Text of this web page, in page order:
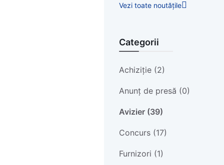
Vezi toate noutățile
Categorii
Achiziție (2)
Anunț de presă (0)
Avizier (39)
Concurs (17)
Furnizori (1)